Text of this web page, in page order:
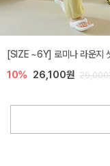
[SIZE ~6Y] 로미나 라운지
10% 26,100원 29,000